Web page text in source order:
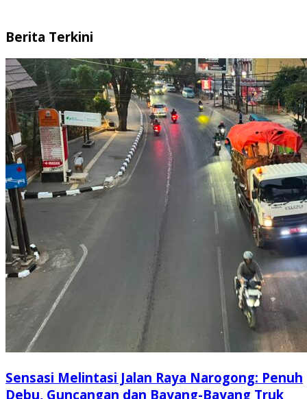
Berita Terkini
Sensasi Melintasi Jalan Raya Narogong: Penuh
Debu, Guncangan dan Bayang-Bayang Truk